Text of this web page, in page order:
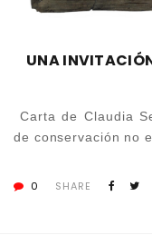
UNA
Carta de Claudia
de conservación no
0 SHARE